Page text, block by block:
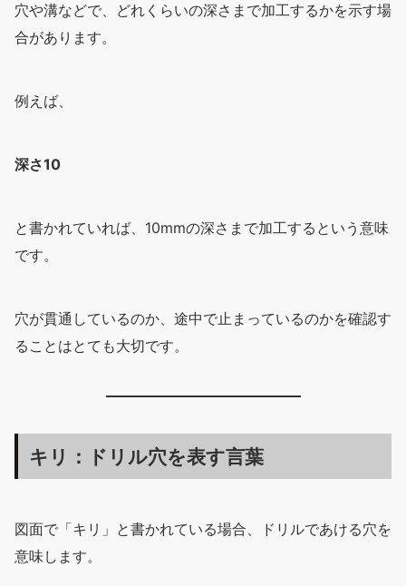
穴や溝などで、どれくらいの深さまで加工するかを示す場
合があります。
例えば、
深さ10
と書かれていれば、10mmの深さまで加工するという意味
です。
穴が貫通しているのか、途中で止まっているのかを確認す
ることはとても大切です。
キリ：ドリル穴を表す言葉
図面で「キリ」と書かれている場合、ドリルであける穴を
意味します。